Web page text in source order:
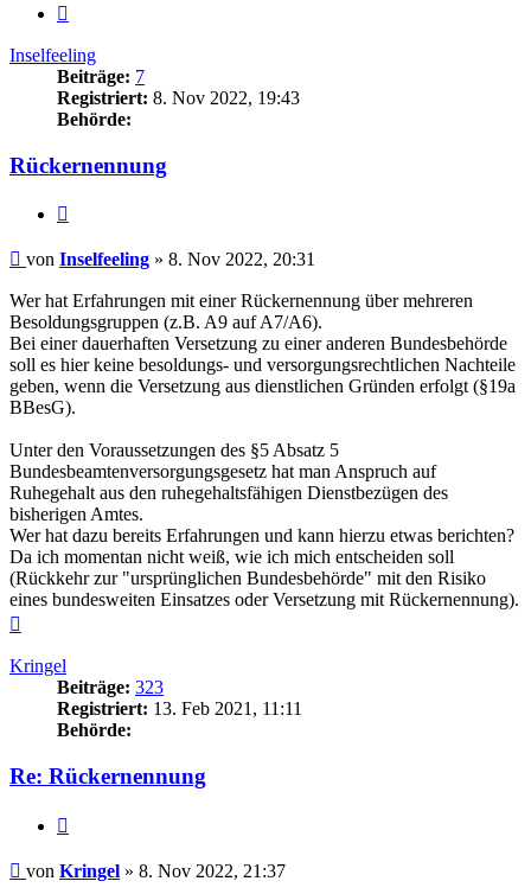
Inselfeeling
Beiträge: 7
Registriert: 8. Nov 2022, 19:43
Behörde:
Rückernennung
Beitrag
von Inselfeeling » 8. Nov 2022, 20:31
Wer hat Erfahrungen mit einer Rückernennung über mehreren
Besoldungsgruppen (z.B. A9 auf A7/A6).
Bei einer dauerhaften Versetzung zu einer anderen Bundesbehörde
soll es hier keine besoldungs- und versorgungsrechtlichen Nachteile
geben, wenn die Versetzung aus dienstlichen Gründen erfolgt (§19a
BBesG).
Unter den Voraussetzungen des §5 Absatz 5
Bundesbeamtenversorgungsgesetz hat man Anspruch auf
Ruhegehalt aus den ruhegehaltsfähigen Dienstbezügen des
bisherigen Amtes.
Wer hat dazu bereits Erfahrungen und kann hierzu etwas berichten?
Da ich momentan nicht weiß, wie ich mich entscheiden soll
(Rückkehr zur "ursprünglichen Bundesbehörde" mit den Risiko
eines bundesweiten Einsatzes oder Versetzung mit Rückernennung).
Kringel
Beiträge: 323
Registriert: 13. Feb 2021, 11:11
Behörde:
Re: Rückernennung
Beitrag
von Kringel » 8. Nov 2022, 21:37